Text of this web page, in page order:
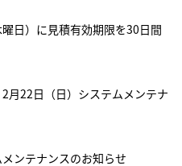
日）に見積有効期限を30日間
月22日（日）システムメンテナ
ンテナンスのお知らせ